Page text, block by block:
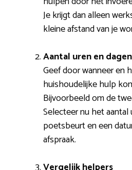
Je krijgt dan alleen
kleine afstand van je
Aantal uren en
Geef door wanneer en
huishoudelijke hulp
Bijvoorbeeld om de
Selecteer nu het aantal
poetsbeurt en een
afspraak.